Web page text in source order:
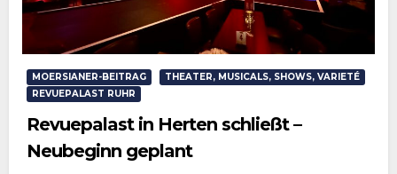
MOERSIANER-BEITRAG
THEATER, MUSICALS, SHOWS, VARIETÉ
REVUEPALAST RUHR
Revuepalast in Herten schließt –
Neubeginn geplant